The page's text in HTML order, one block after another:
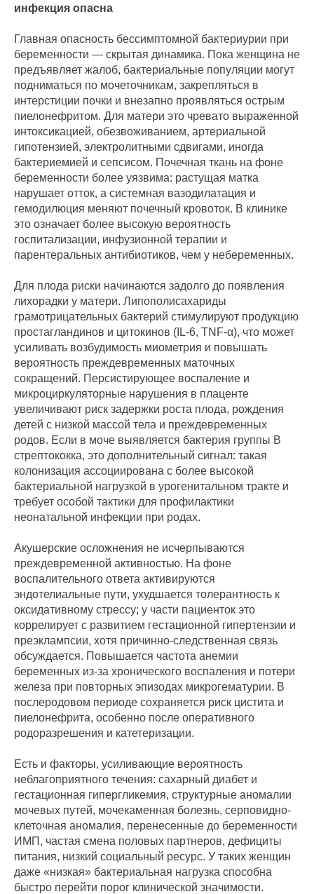
инфекция опасна
Главная опасность бессимптомной бактериурии при
беременности — скрытая динамика. Пока женщина не
предъявляет жалоб, бактериальные популяции могут
подниматься по мочеточникам, закрепляться в
интерстиции почки и внезапно проявляться острым
пиелонефритом. Для матери это чревато выраженной
интоксикацией, обезвоживанием, артериальной
гипотензией, электролитными сдвигами, иногда
бактериемией и сепсисом. Почечная ткань на фоне
беременности более уязвима: растущая матка
нарушает отток, а системная вазодилатация и
гемодилюция меняют почечный кровоток. В клинике
это означает более высокую вероятность
госпитализации, инфузионной терапии и
парентеральных антибиотиков, чем у небеременных.
Для плода риски начинаются задолго до появления
лихорадки у матери. Липополисахариды
грамотрицательных бактерий стимулируют продукцию
простагландинов и цитокинов (IL‑6, TNF‑α), что может
усиливать возбудимость миометрия и повышать
вероятность преждевременных маточных
сокращений. Персистирующее воспаление и
микроциркуляторные нарушения в плаценте
увеличивают риск задержки роста плода, рождения
детей с низкой массой тела и преждевременных
родов. Если в моче выявляется бактерия группы B
стрептококка, это дополнительный сигнал: такая
колонизация ассоциирована с более высокой
бактериальной нагрузкой в урогенитальном тракте и
требует особой тактики для профилактики
неонатальной инфекции при родах.
Акушерские осложнения не исчерпываются
преждевременной активностью. На фоне
воспалительного ответа активируются
эндотелиальные пути, ухудшается толерантность к
оксидативному стрессу; у части пациенток это
коррелирует с развитием гестационной гипертензии и
преэклампсии, хотя причинно-следственная связь
обсуждается. Повышается частота анемии
беременных из-за хронического воспаления и потери
железа при повторных эпизодах микрогематурии. В
послеродовом периоде сохраняется риск цистита и
пиелонефрита, особенно после оперативного
родоразрешения и катетеризации.
Есть и факторы, усиливающие вероятность
неблагоприятного течения: сахарный диабет и
гестационная гипергликемия, структурные аномалии
мочевых путей, мочекаменная болезнь, серповидно-
клеточная аномалия, перенесенные до беременности
ИМП, частая смена половых партнеров, дефициты
питания, низкий социальный ресурс. У таких женщин
даже «низкая» бактериальная нагрузка способна
быстро перейти порог клинической значимости.